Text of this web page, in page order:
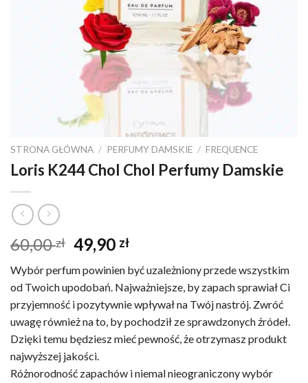
STRONA GŁÓWNA / PERFUMY DAMSKIE / FREQUENCE
Loris K244 Chol Chol Perfumy Damskie
60,00zł Pierwotna
cena
wynosiła:
60,00 zł.
49,90 złAktualna
wynosi:
49,90 zł.
Wybór perfum powinien być uzależniony przede wszystkim
od Twoich upodobań. Najważniejsze, by zapach sprawiał Ci
przyjemność i pozytywnie wpływał na Twój nastrój. Zwróć
uwagę również na to, by pochodził ze sprawdzonych źródeł.
Dzięki temu będziesz mieć pewność, że otrzymasz produkt
najwyższej jakości.
Różnorodność zapachów i niemal nieograniczony wybór